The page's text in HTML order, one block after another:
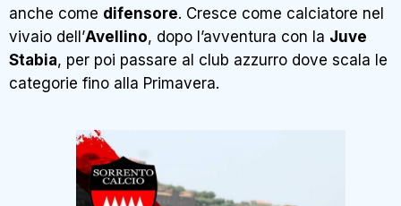
anche come difensore. Cresce come calciatore nel
vivaio dell’Avellino, dopo l’avventura con la Juve
Stabia, per poi passare al club azzurro dove scala le
categorie fino alla Primavera.